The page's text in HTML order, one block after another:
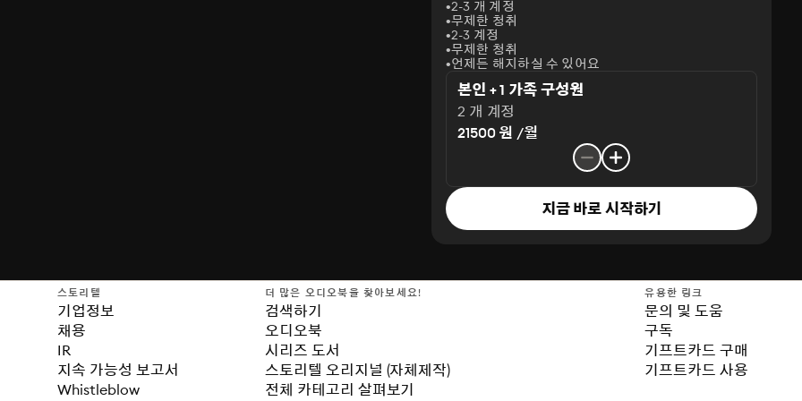
2-3 개 계정
무제한 청취
2-3 계정
무제한 청취
언제든 해지하실 수 있어요
본인 + 1 가족 구성원
2 개 계정
21500 원 /월
지금 바로 시작하기
스토리텔
기업정보
채용
IR
지속 가능성 보고서
Whistleblow
더 많은 오디오북을 찾아보세요!
검색하기
오디오북
시리즈 도서
스토리텔 오리지널 (자체제작)
전체 카테고리 살펴보기
유용한 링크
문의 및 도움
구독
기프트카드 구매
기프트카드 사용